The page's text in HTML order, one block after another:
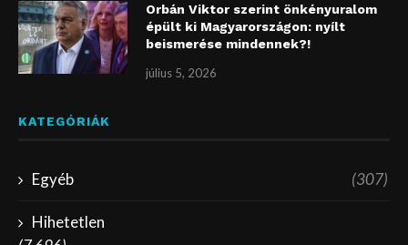
Orbán Viktor szerint önkényuralom
épült ki Magyarországon: nyílt
beismerése mindennek?!
július 5, 2026
KATEGÓRIÁK
Egyéb (307)
Hihetetlen